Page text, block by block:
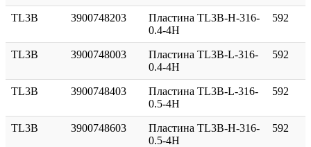
TL3B 3900748203
Пластина TL3B-H-316-
0.4-4H
592
TL3B 3900748003
Пластина TL3B-L-316-
0.4-4H
592
TL3B 3900748403
Пластина TL3B-L-316-
0.5-4H
592
TL3B 3900748603
Пластина TL3B-H-316-
0.5-4H
592